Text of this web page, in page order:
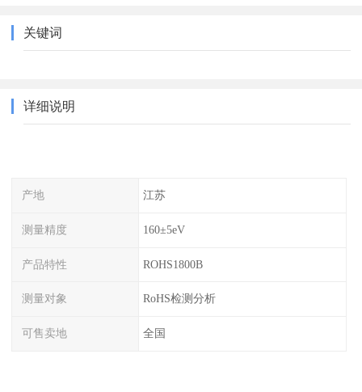
关键词
详细说明
产地 江苏
测量精度 160±5eV
产品特性 ROHS1800B
测量对象 RoHS检测分析
可售卖地 全国